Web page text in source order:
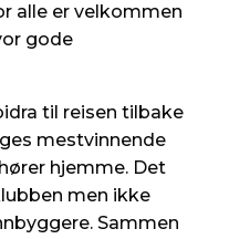
alle er velkommen
gode
til reisen tilbake
mestvinnende
hjemme. Det
men ikke
Sammen